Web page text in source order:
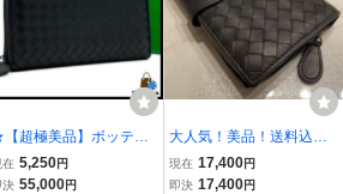
超極美品】ボッテガ
ェネタ Bottega Veneta
ントレチャート ラウン
在 5,250円
決 55,000円
大人気！美品！送料込
み！ BOTTEGA VENETA
ボッテガヴェネタ イント
現在 17,400円
即決 17,400円